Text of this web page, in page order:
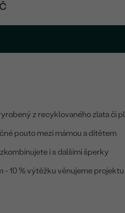
z recyklovaného zlata či
pouto mezi mámou a dítětem
i s dalšími šperky
- 10 % výtěžku věnujeme projektu